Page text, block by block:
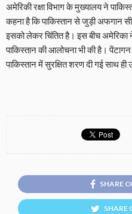
अमेरिकी रक्षा विभाग के मुख्यालय ने
कहना है कि पाकिस्तान से जुड़ी अफगान
इसको लेकर चिंतित है। इस बीच अमेरिका
पाकिस्तान की आलोचना भी की है। पेंटागन
पाकिस्तान में सुरक्षित शरण दी गई साथ ही
SHARE
SHARE